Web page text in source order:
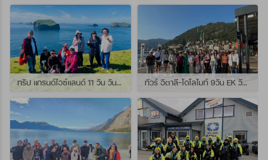
ทริป แกรนด์ไอซ์แลนด์ 11 วัน วันที่ 25 กรกฏาคม - 04 สิงหาคม 2569 เดินทางกับไกด์พี่เปิ้ล ทัวร์ อิตาลี-โดโลไมท์ 9วัน EK วันที่ 21 - 29 กรกฏาคม 2569 เดินทางกับไกด์พี่หนุ่ม